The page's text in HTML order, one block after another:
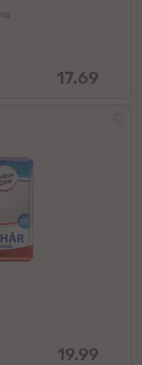
17.69
19.99